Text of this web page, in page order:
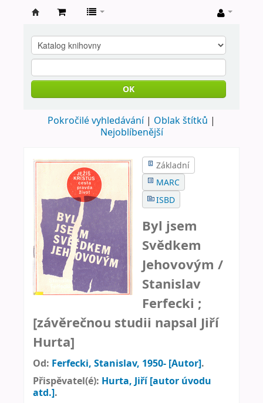
knihovna
Nové
Město
Metují
OK
Pokročilé vyhledávání
Oblak štítků
Nejoblíbenější
Základní
MARC
ISBD
Byl jsem
Svědkem
Jehovovým /
Stanislav
Ferfecki ;
[závěrečnou studii napsal Jiří
Hurta]
Od: Ferfecki, Stanislav, 1950- [Autor].
Přispěvatel(é): Hurta, Jiří[autor úvodu
atd.].